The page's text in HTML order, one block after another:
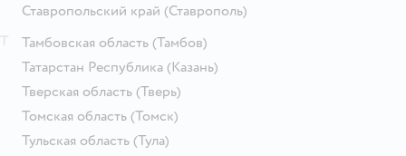
Ставропольский край (Ставрополь)
Тамбовская область (Тамбов)
Татарстан Республика (Казань)
Тверская область (Тверь)
Томская область (Томск)
Тульская область (Тула)